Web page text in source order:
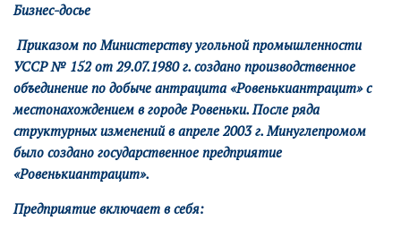
Бизнес-досье
Приказом по Министерству угольной промышленности
УССР № 152 от 29.07.1980 г. создано производственное
объединение по добыче антрацита «Ровенькиантрацит» с
местонахождением в городе Ровеньки. После ряда
структурных изменений в апреле 2003 г. Минуглепромом
было создано государственное предприятие
«Ровенькиантрацит».
Предприятие включает в себя: